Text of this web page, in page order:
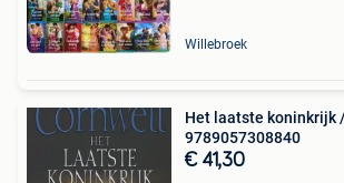
Willebroek
Het laatste koninkrijk
9789057308840
€ 41,30